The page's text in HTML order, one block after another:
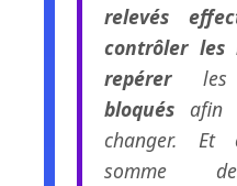
relevés
contrôler les
repérer
bloqués afin
changer. Et
somme